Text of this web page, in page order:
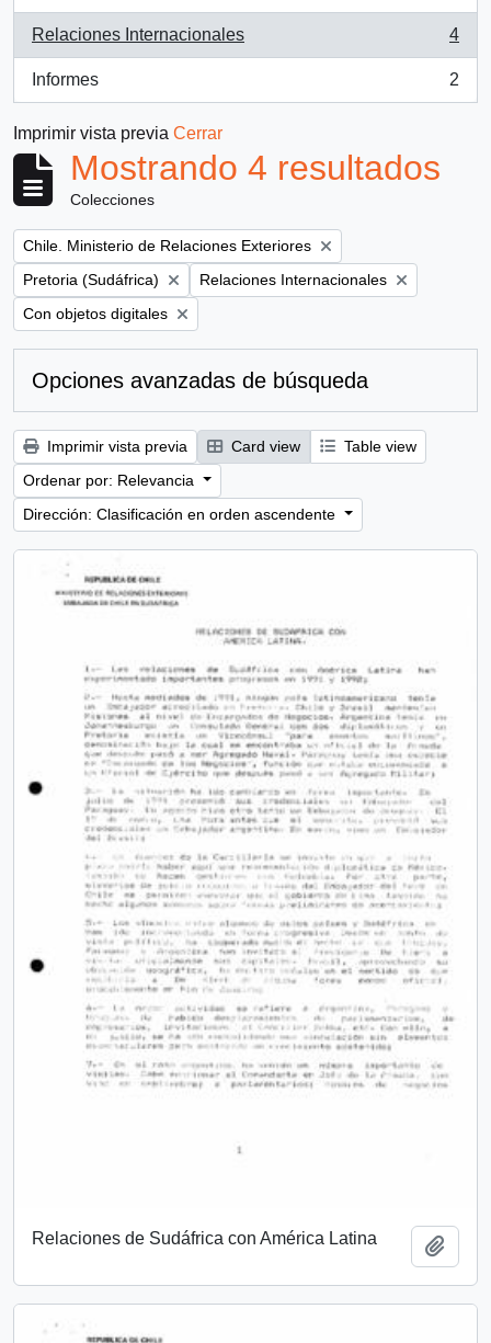
Relaciones Internacionales
, 4 resultados
4
Informes
, 2 resultados
2
Imprimir vista previa Cerrar
Mostrando 4 resultados
Colecciones
Remove filter:
Chile. Ministerio de Relaciones Exteriores
Remove filter:
Pretoria (Sudáfrica) Remove filter:
Relaciones Internacionales
Remove filter:
Con objetos digitales
Opciones avanzadas de búsqueda
Imprimir vista previa Card view
Table view
Ordenar por: Relevancia
Dirección: Clasificación en orden ascendente
Relaciones de Sudáfrica con América Latina